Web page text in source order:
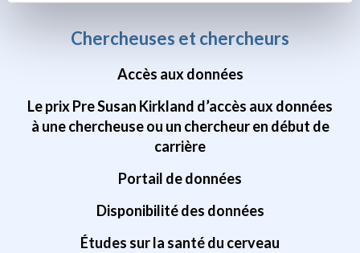
Chercheuses et chercheurs
Accès aux données
Le prix Pre Susan Kirkland d’accès aux données
à une chercheuse ou un chercheur en début de
carrière
Portail de données
Disponibilité des données
Études sur la santé du cerveau